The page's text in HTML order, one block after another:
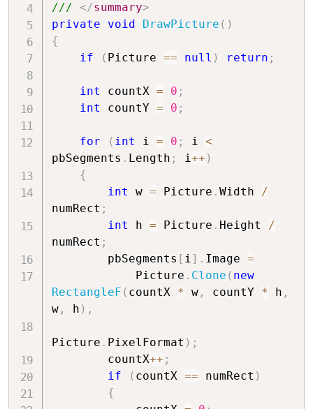
/// </summary>
private
void DrawPicture ( )
{
if
( Picture == null ) return ;
int countX = 0 ;
int countY = 0 ;
for ( int i = 0 ; i <
pbSegments . Length ; i++ )
{
int w = Picture . Width /
numRect ;
int h = Picture . Height /
numRect ;
        pbSegments
[ i] . Image =
            Picture
. Clone ( new
RectangleF ( countX * w, countY * h ,
w, h ) ,
Picture . PixelFormat ) ;
        countX
++ ;
if
( countX == numRect )
{